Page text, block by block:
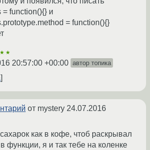
= function(){} и
= function(){}
★★
20:57:00 +00:00 автор топика
от mystery 24.07.2016
как в кофе, чтоб раскрывал
функции, я и так тебе на коленке